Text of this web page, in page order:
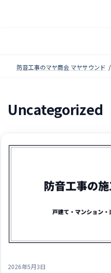
防音工事のマヤ商会 マヤサウンド
Uncategorized
2026年5月3日